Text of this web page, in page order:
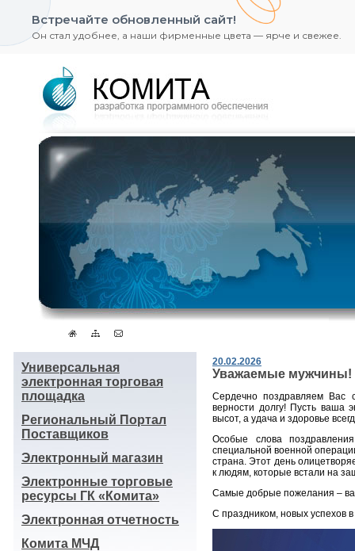
Встречайте обновленный сайт!
Он стал удобнее, а наши фирменные цвета — ярче и свежее.
Универсальная
электронная торговая
площадка
Региональный Портал
Поставщиков
Электронный магазин
Электронные торговые
ресурсы ГК «Комита»
Электронная отчетность
Комита МЧД
20.02.2026
Уважаемые мужчины!
Сердечно поздравляем Вас
верности долгу! Пусть ваша
высот, а удача и здоровье
Особые слова
специальной военной
страна. Этот день
к людям, которые встали на
Самые добрые пожелания –
С праздником, новых успехов